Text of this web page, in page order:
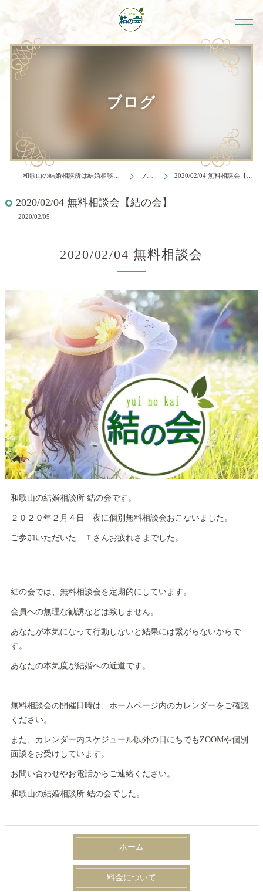
ブログ
ブログ 2020/02/04 無料相談会【結の会】
2020/02/04 無料相談会【結の会】
2020/02/05
2020/02/04 無料相談会
和歌山の結婚相談所 結の会です。
２０２０年２月４日 夜に個別無料相談会おこないました。
ご参加いただいた Ｔさんお疲れさまでした。
結の会では、無料相談会を定期的にしています。
会員への無理な勧誘などは致しません。
あなたが本気になって行動しないと結果には繋がらないからで
す。
あなたの本気度が結婚への近道です。
無料相談会の開催日時は、ホームページ内のカレンダーをご確認
ください。
また、カレンダー内スケジュール以外の日にちでもZOOMや個別
面談をお受けしています。
お問い合わせやお電話からご連絡ください。
和歌山の結婚相談所 結の会でした。
ホーム
料金について